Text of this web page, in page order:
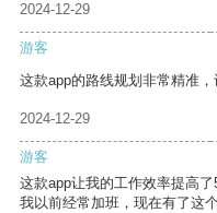
2024-12-29
游客
这款app的路线规划非常精准，
2024-12-29
游客
这款app让我的工作效率提高
我以前经常加班，现在有了这